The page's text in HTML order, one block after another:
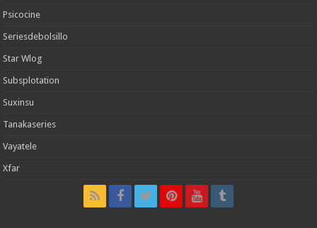
Psicocine
Seriesdebolsillo
Star Wlog
Subsplotation
Suxinsu
Tanakaseries
Vayatele
Xfar